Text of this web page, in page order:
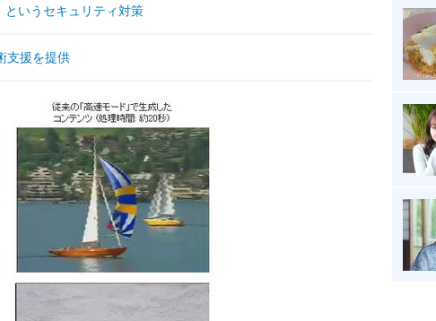
というセキュリティ対策
支援を提供